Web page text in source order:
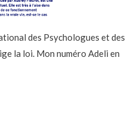
des Psychologues et des
la loi. Mon numéro Adeli en